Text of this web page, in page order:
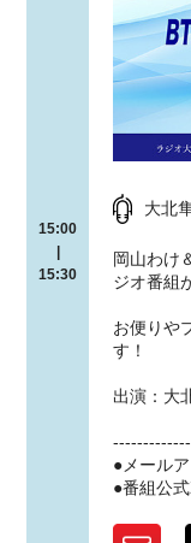
15:00
|
15:30
大北
岡山わけ
ジオ番組
お便りや
す！
出演：大
●メール
●番組公